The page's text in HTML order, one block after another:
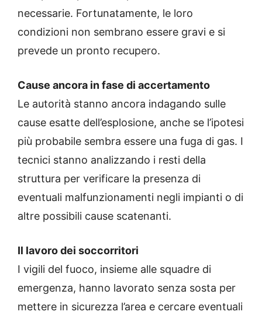
necessarie. Fortunatamente, le loro
condizioni non sembrano essere gravi e si
prevede un pronto recupero.
Cause ancora in fase di accertamento
Le autorità stanno ancora indagando sulle
cause esatte dell’esplosione, anche se l’ipotesi
più probabile sembra essere una fuga di gas. I
tecnici stanno analizzando i resti della
struttura per verificare la presenza di
eventuali malfunzionamenti negli impianti o di
altre possibili cause scatenanti.
Il lavoro dei soccorritori
I vigili del fuoco, insieme alle squadre di
emergenza, hanno lavorato senza sosta per
mettere in sicurezza l’area e cercare eventuali